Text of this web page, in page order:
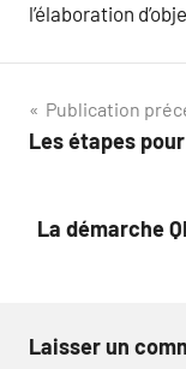
l’élaboration
de
Publication
Les étapes
La démarche
Laisser un